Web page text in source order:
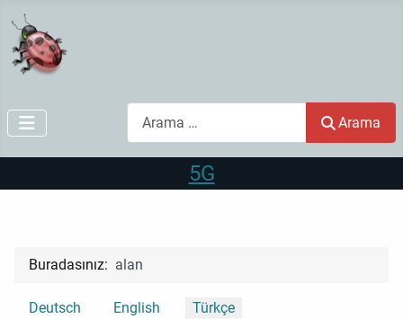
Arama
5G
Buradasınız: alan
Dilinizi seçin
Deutsch English Türkçe